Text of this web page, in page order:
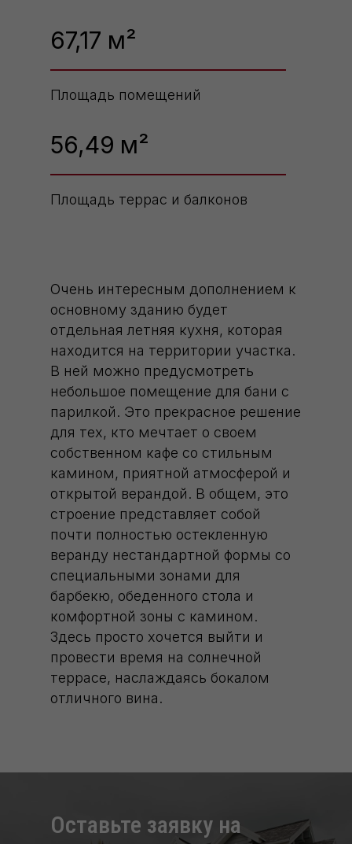
67,17 м²
Площадь помещений
56,49 м²
Площадь террас и балконов
Очень интересным дополнением к
основному зданию будет
отдельная летняя кухня, которая
находится на территории участка.
В ней можно предусмотреть
небольшое помещение для бани с
парилкой. Это прекрасное решение
для тех, кто мечтает о своем
собственном кафе со стильным
камином, приятной атмосферой и
открытой верандой. В общем, это
строение представляет собой
почти полностью остекленную
веранду нестандартной формы со
специальными зонами для
барбекю, обеденного стола и
комфортной зоны с камином.
Здесь просто хочется выйти и
провести время на солнечной
террасе, наслаждаясь бокалом
отличного вина.
Оставьте заявку на